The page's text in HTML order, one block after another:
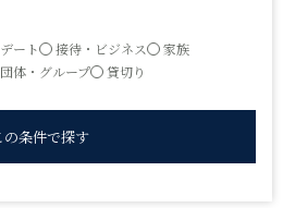
デート 接待・ビジネス
家族
団体・グループ 貸切り